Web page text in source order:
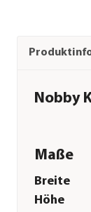
Nobby
Maße
Breite
Höhe